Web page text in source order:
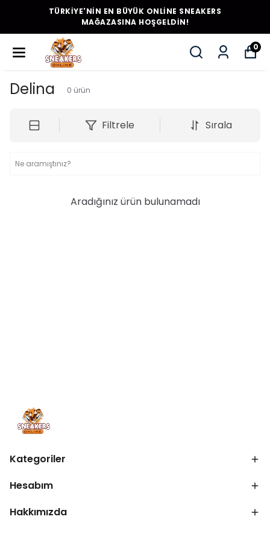
TÜRKİYE'NİN EN BÜYÜK ONLİNE SNEAKERS
MAĞAZASINA HOŞGELDİN!
0
Delina 0 ürün
Filtrele Sırala
Aradığınız ürün bulunamadı
Kategoriler
Hesabım
Hakkımızda